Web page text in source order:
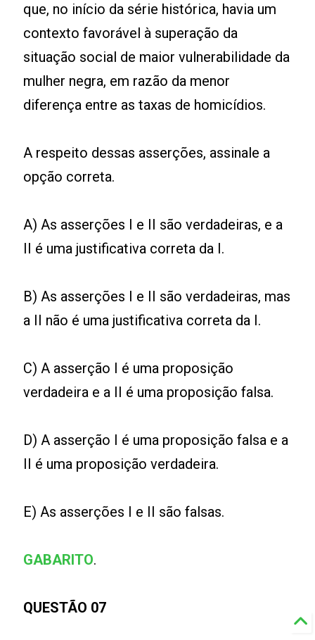
que, no início da série histórica, havia um
contexto favorável à superação da
situação social de maior vulnerabilidade da
mulher negra, em razão da menor
diferença entre as taxas de homicídios.
A respeito dessas asserções, assinale a
opção correta.
A) As asserções I e II são verdadeiras, e a
II é uma justificativa correta da I.
B) As asserções I e II são verdadeiras, mas
a II não é uma justificativa correta da I.
C) A asserção I é uma proposição
verdadeira e a II é uma proposição falsa.
D) A asserção I é uma proposição falsa e a
II é uma proposição verdadeira.
E) As asserções I e II são falsas.
GABARITO.
QUESTÃO 07